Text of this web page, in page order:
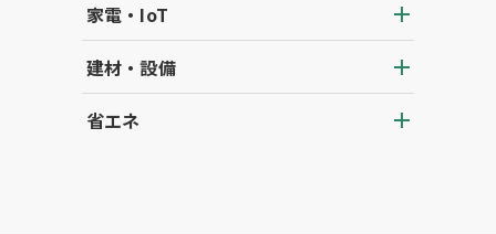
家電・IoT
建材・設備
省エネ